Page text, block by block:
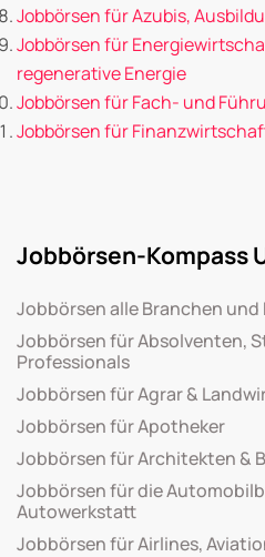
Jobbörsen für Azubis,
Jobbörsen für
regenerative Energie
Jobbörsen für Fach- und
Jobbörsen für
Jobbörsen-Kompass
Jobbörsen alle Branchen und
Jobbörsen für Absolventen,
Professionals
Jobbörsen für Agrar &
Jobbörsen für Apotheker
Jobbörsen für Architekten &
Jobbörsen für die
Autowerkstatt
Jobbörsen für Airlines,